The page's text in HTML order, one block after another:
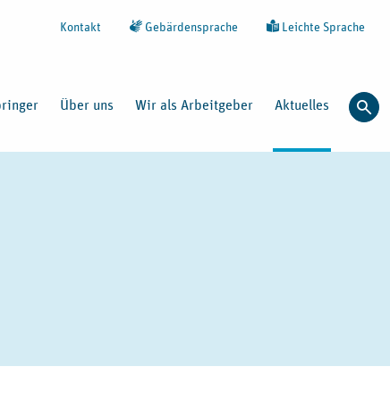
Kontakt Gebärdensprache Leichte Sprache
Über uns Wir als Arbeitgeber Aktuelles